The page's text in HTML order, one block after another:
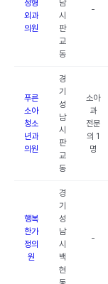
정형
외과
의원
남
시
판
교
동
-
푸른
소아
청소
년과
의원
경
기
성
남
시
판
교
동
소아
과
전문
의 1
명
행복
한가
정의
원
경
기
성
남
시
백
현
-